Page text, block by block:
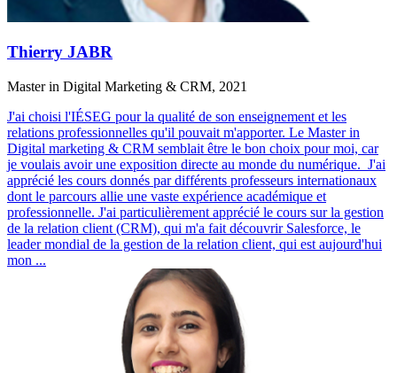
Thierry JABR
Master in Digital Marketing & CRM, 2021
J'ai choisi l'IÉSEG pour la qualité de son enseignement et les
relations professionnelles qu'il pouvait m'apporter. Le Master in
Digital marketing & CRM semblait être le bon choix pour moi, car
je voulais avoir une exposition directe au monde du numérique. J'ai
apprécié les cours donnés par différents professeurs internationaux
dont le parcours allie une vaste expérience académique et
professionnelle. J'ai particulièrement apprécié le cours sur la gestion
de la relation client (CRM), qui m'a fait découvrir Salesforce, le
leader mondial de la gestion de la relation client, qui est aujourd'hui
mon ...